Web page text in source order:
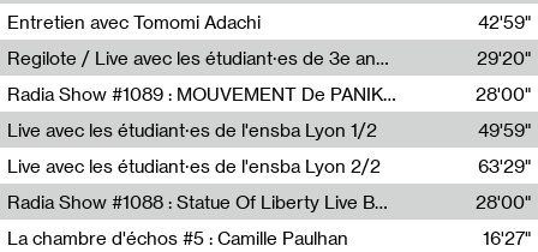
Wave Farm
Entretien avec Tomomi Adachi
Tomomi Adachi,Loraine Baud
42'59"
Regilote / Live avec les étudiant·es de 3e année de l'EMA
Nima Henryon,Athéna Noël,Amir Genillon,Ibourayane Ahmadi,Manelle Cherrih,Honorine Gibello,John Weeber,Manon Joseph
29'20"
Radia Show #1089 : MOUVEMENT De PANIK (Radio Panik)
Radio Panik
28'00"
Live avec les étudiant·es de l'ensba Lyon 1/2
49'59"
Live avec les étudiant·es de l'ensba Lyon 2/2
63'29"
Radia Show #1088 : Statue Of Liberty Live By Ed Baxter (Resonance)
Resonance
28'00"
La chambre d'échos #5 : Camille Paulhan
16'27"